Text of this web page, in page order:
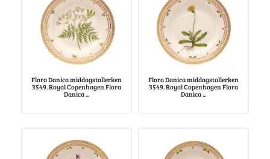
Flora Danica middagstallerken
3549. Royal Copenhagen Flora
Danica ...
Flora Danica middagstallerken
3549. Royal Copenhagen Flora
Danica ...